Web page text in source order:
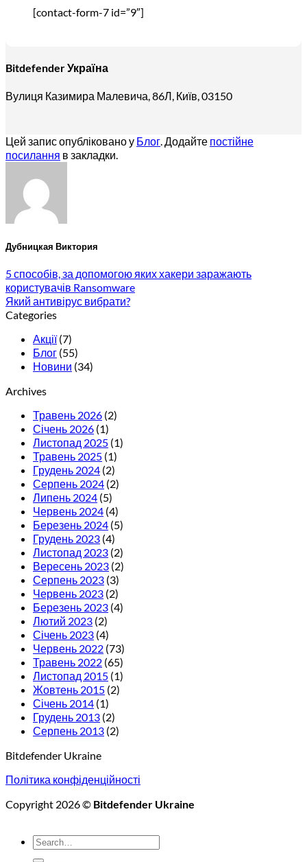
[contact-form-7 id=”9″]
Bitdefender Україна
Вулиця Казимира Малевича, 86Л, Київ, 03150
Цей запис опубліковано у Блог. Додайте постійне
посилання в закладки.
Дубницкая Виктория
5 способів, за допомогою яких хакери заражають
користувачів Ransomware
Який антивірус вибрати?
Categories
Акції(7)
Блог (55)
Новини (34)
Archives
Травень 2026 (2)
Січень 2026 (1)
Листопад 2025 (1)
Травень 2025 (1)
Грудень 2024 (2)
Серпень 2024 (2)
Липень 2024 (5)
Червень 2024 (4)
Березень 2024 (5)
Грудень 2023 (4)
Листопад 2023 (2)
Вересень 2023 (2)
Серпень 2023 (3)
Червень 2023 (2)
Березень 2023 (4)
Лютий 2023 (2)
Січень 2023 (4)
Червень 2022 (73)
Травень 2022 (65)
Листопад 2015 (1)
Жовтень 2015 (2)
Січень 2014 (1)
Грудень 2013 (2)
Серпень 2013 (2)
Bitdefender Ukraine
Політика конфіденційності
Copyright 2026 © Bitdefender Ukraine